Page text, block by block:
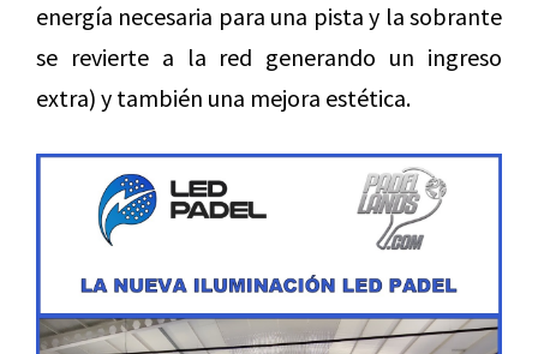
energía necesaria para una pista y la sobrante
se revierte a la red generando un ingreso
extra) y también una mejora estética.